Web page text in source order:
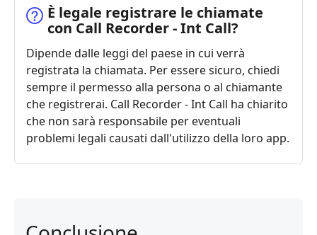
È legale registrare le chiamate
con Call Recorder - Int Call?
Dipende dalle leggi del paese in cui verrà
registrata la chiamata. Per essere sicuro, chiedi
sempre il permesso alla persona o al chiamante
che registrerai. Call Recorder - Int Call ha chiarito
che non sarà responsabile per eventuali
problemi legali causati dall'utilizzo della loro app.